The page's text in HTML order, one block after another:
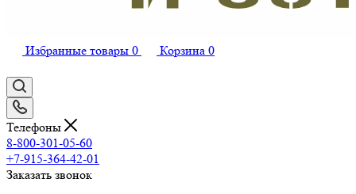
Избранные товары 0 Корзина 0
Телефоны
8-800-301-05-60
+7-915-364-42-01
Заказать звонок